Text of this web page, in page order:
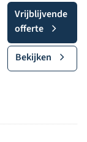
Vrijblijvende
offerte
Bekijken